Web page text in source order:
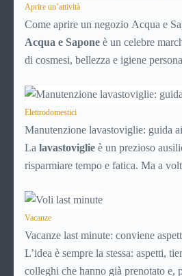
amico. Ma se ti chiedi esattamente
quella schermata (e soprattutto
probabilmente non hai una risposta
funziona PayPal.
Aprire un’attività
Come aprire un negozio Acqua e
Acqua e Sapone è un celebre
di cosmesi, bellezza e igiene
tutta Italia è un marchio di successo,
convenienza.
Elettrodomestici
Manutenzione lavastoviglie: guida
soluzioni)
La lavastoviglie è un prezioso
risparmiare tempo e fatica. Ma a
problemi tecnici. Ecco una breve
inconvenienti, con tutti i consigli utili
risolverli da soli, senza chiamare il
quindi soldi.
Vacanze
Vacanze last minute: conviene
no?
L’idea è sempre la stessa: aspetti,
colleghi che hanno già prenotato e,